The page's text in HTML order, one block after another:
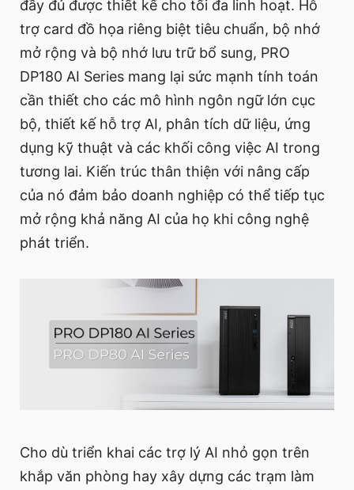
đầy đủ được thiết kế cho tối đa linh hoạt. Hỗ
trợ card đồ họa riêng biệt tiêu chuẩn, bộ nhớ
mở rộng và bộ nhớ lưu trữ bổ sung, PRO
DP180 AI Series mang lại sức mạnh tính toán
cần thiết cho các mô hình ngôn ngữ lớn cục
bộ, thiết kế hỗ trợ AI, phân tích dữ liệu, ứng
dụng kỹ thuật và các khối công việc AI trong
tương lai. Kiến trúc thân thiện với nâng cấp
của nó đảm bảo doanh nghiệp có thể tiếp tục
mở rộng khả năng AI của họ khi công nghệ
phát triển.
Cho dù triển khai các trợ lý AI nhỏ gọn trên
khắp văn phòng hay xây dựng các trạm làm